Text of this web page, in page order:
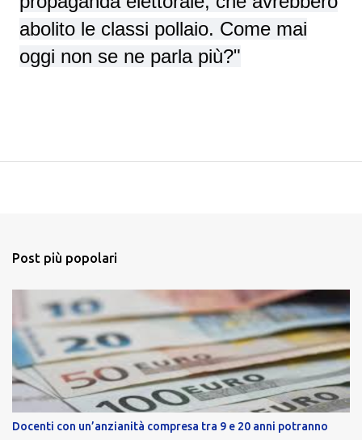
abolito le classi pollaio. Come mai
oggi non se ne parla più?"
Post più popolari
Docenti con un’anzianità compresa tra 9 e 20 anni potranno